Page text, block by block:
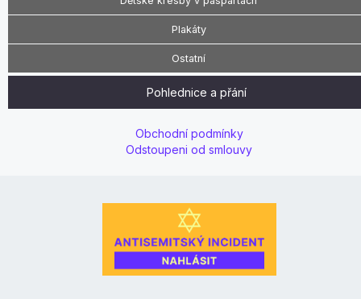
Plakáty
Ostatní
Pohlednice a přání
Obchodní podmínky
Odstoupeni od smlouvy